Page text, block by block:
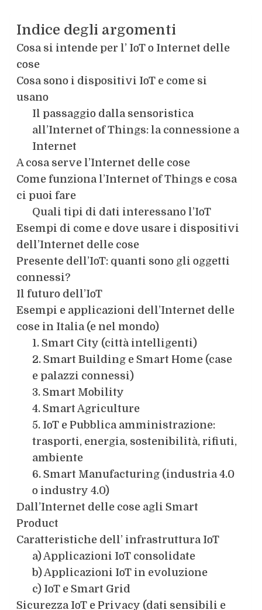
Indice degli argomenti
Cosa si intende per l’ IoT o Internet delle
cose
Cosa sono i dispositivi IoT e come si
usano
Il passaggio dalla sensoristica
all’Internet of Things: la connessione a
Internet
A cosa serve l’Internet delle cose
Come funziona l’Internet of Things e cosa
ci puoi fare
Quali tipi di dati interessano l’IoT
Esempi di come e dove usare i dispositivi
dell’Internet delle cose
Presente dell’IoT: quanti sono gli oggetti
connessi?
Il futuro dell’IoT
Esempi e applicazioni dell’Internet delle
cose in Italia (e nel mondo)
1. Smart City (città intelligenti)
2. Smart Building e Smart Home (case
e palazzi connessi)
3. Smart Mobility
4. Smart Agriculture
5. IoT e Pubblica amministrazione:
trasporti, energia, sostenibilità, rifiuti,
ambiente
6. Smart Manufacturing (industria 4.0
o industry 4.0)
Dall’Internet delle cose agli Smart
Product
Caratteristiche dell’ infrastruttura IoT
a) Applicazioni IoT consolidate
b) Applicazioni IoT in evoluzione
c) IoT e Smart Grid
Sicurezza IoT e Privacy (dati sensibili e